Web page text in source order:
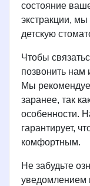
состояние
экстракции,
детскую
Чтобы
позвонить нам
Мы
заранее, так
особенности.
гарантирует,
комфортным.
Не забудьте
уведомлением